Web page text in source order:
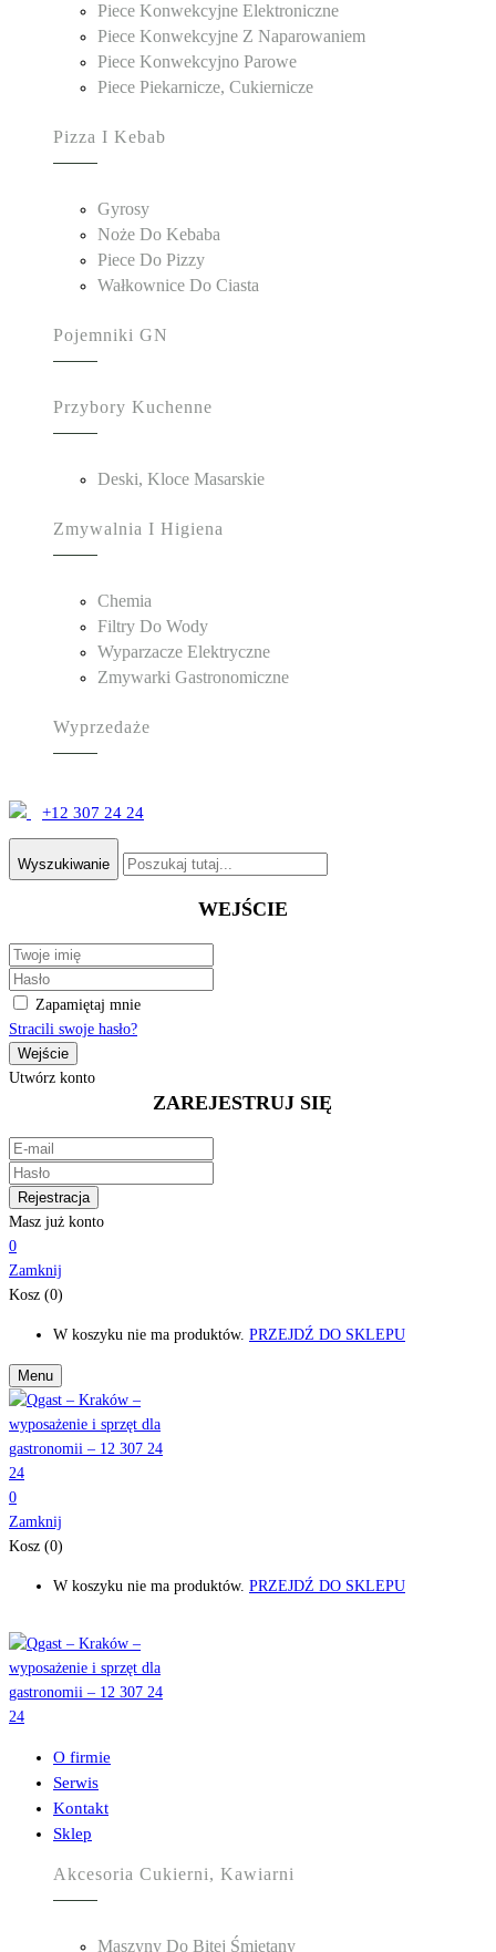
Piece Konwekcyjne Elektroniczne
Piece Konwekcyjne Z Naparowaniem
Piece Konwekcyjno Parowe
Piece Piekarnicze, Cukiernicze
Pizza I Kebab
Gyrosy
Noże Do Kebaba
Piece Do Pizzy
Wałkownice Do Ciasta
Pojemniki GN
Przybory Kuchenne
Deski, Kloce Masarskie
Zmywalnia I Higiena
Chemia
Filtry Do Wody
Wyparzacze Elektryczne
Zmywarki Gastronomiczne
Wyprzedaże
+12 307 24 24
Wyszukiwanie
WEJŚCIE
Zapamiętaj mnie
Stracili swoje hasło?
Utwórz konto
ZAREJESTRUJ SIĘ
Masz już konto
0
Zamknij
Kosz (0)
W koszyku nie ma produktów. PRZEJDŹ DO SKLEPU
Menu
0
Zamknij
Kosz (0)
W koszyku nie ma produktów. PRZEJDŹ DO SKLEPU
O firmie
Serwis
Kontakt
Sklep
Akcesoria Cukierni, Kawiarni
Maszyny Do Bitej Śmietany